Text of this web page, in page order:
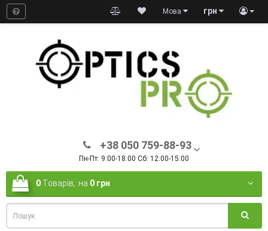
грн
Мова
+38 050 759-88-93
Пн-Пт: 9:00-18:00 Сб: 12:00-15:00
0 Товарів, на 0 грн